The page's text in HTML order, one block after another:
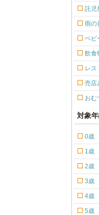
託児
雨の
ベビ
飲食
レス
売店
おむ
対象
0歳
1歳
2歳
3歳
4歳
5歳